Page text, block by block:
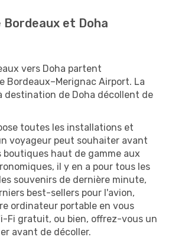
et Doha
vers Doha partent
Bordeaux–Merignac Airport. La
destination de Doha décollent de
toutes les installations et
voyageur peut souhaiter avant
boutiques haut de gamme aux
il y en a pour tous les
souvenirs de dernière minute,
best-sellers pour l'avion,
ordinateur portable en vous
Fi gratuit, ou bien, offrez-vous un
avant de décoller.